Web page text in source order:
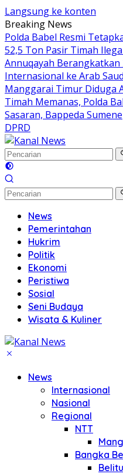
Langsung ke konten
Breaking News
Polda Babel Resmi
52,5 Ton Pasir Timah
Annuqayah Berangkatkan
Internasional ke Arab
Manggarai Timur Diduga
Timah Memanas, Polda
Sasaran, Bappeda
DPRD
News
Pemerintahan
Hukrim
Politik
Ekonomi
Peristiwa
Sosial
Seni Budaya
Wisata & Kuliner
News
Internasional
Nasional
Regional
NTT
Bangka